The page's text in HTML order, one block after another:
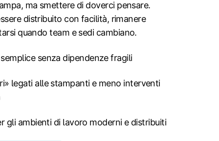
ma smettere di doverci pensare.
distribuito con facilità, rimanere
quando team e sedi cambiano.
senza dipendenze fragili
legati alle stampanti e meno interventi
gli ambienti di lavoro moderni e distribuiti